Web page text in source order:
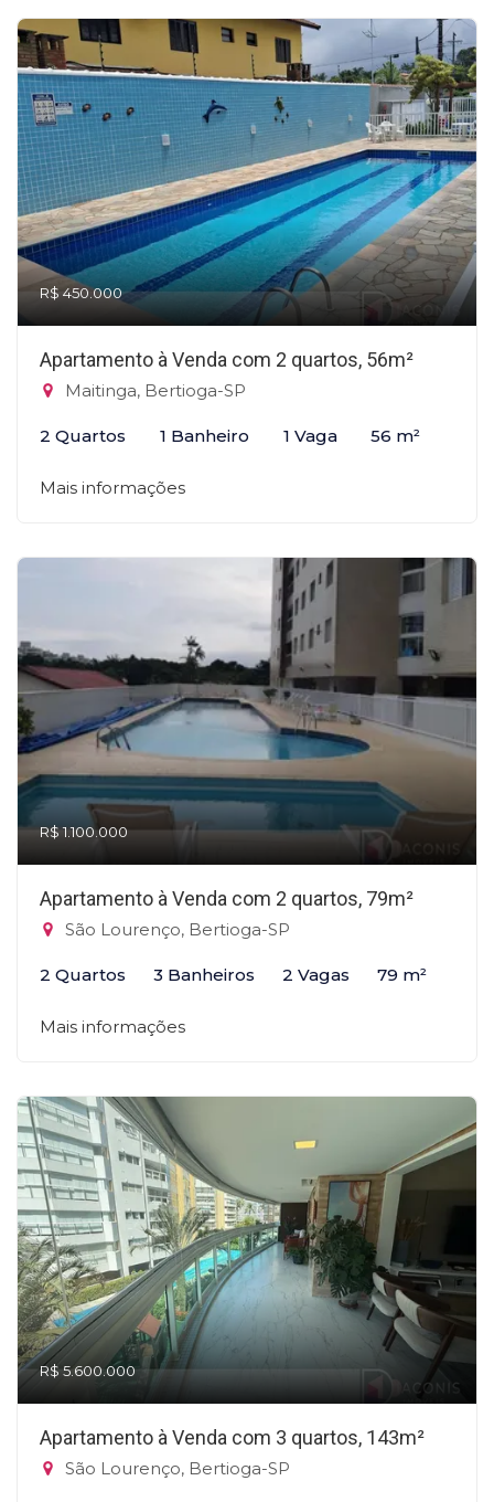
R$ 450.000
Apartamento à Venda com 2 quartos, 56m²
Maitinga, Bertioga-SP
2 Quartos 1 Banheiro 1 Vaga 56 m²
Mais informações
R$ 1.100.000
Apartamento à Venda com 2 quartos, 79m²
São Lourenço, Bertioga-SP
2 Quartos 3 Banheiros 2 Vagas 79 m²
Mais informações
R$ 5.600.000
Apartamento à Venda com 3 quartos, 143m²
São Lourenço, Bertioga-SP